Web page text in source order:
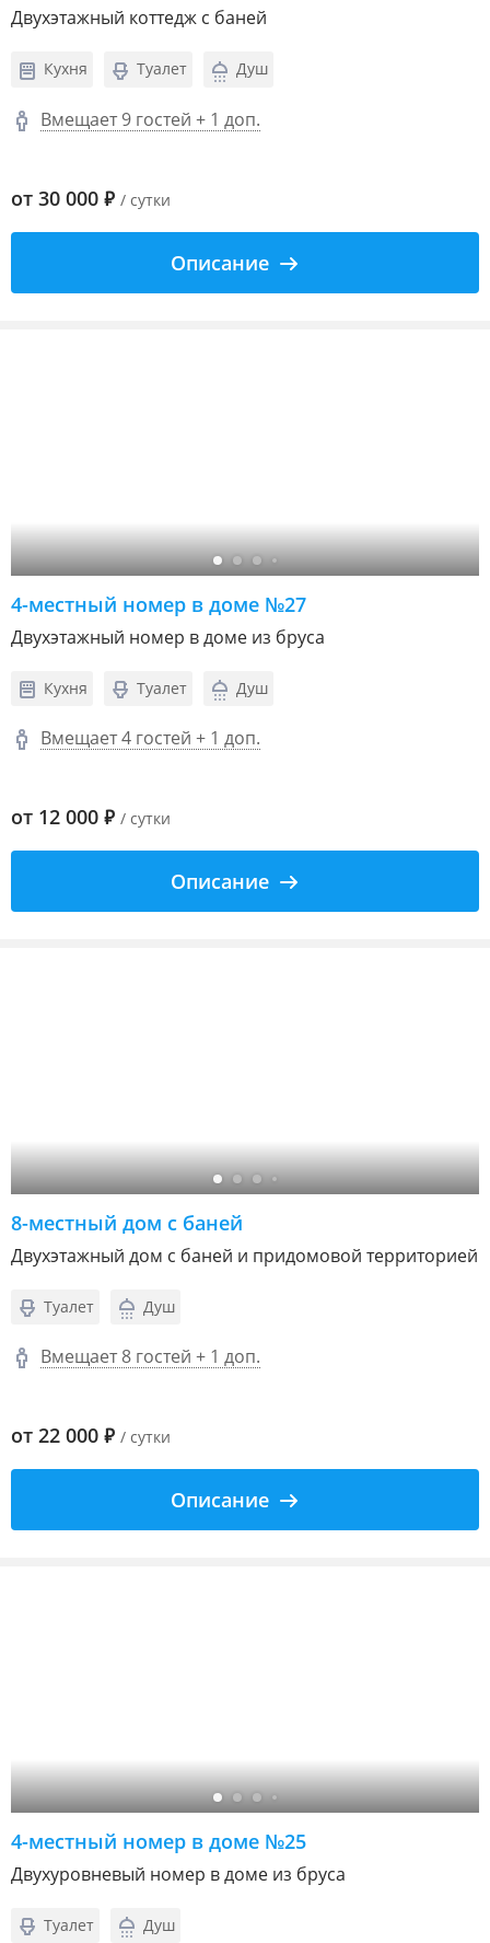
Двухэтажный коттедж с баней
Кухня Туалет Душ
Вмещает 9 гостей + 1 доп.
от 30 000 ₽ / сутки
Описание
4-местный номер в доме №27
Двухэтажный номер в доме из бруса
Кухня Туалет Душ
Вмещает 4 гостей + 1 доп.
от 12 000 ₽ / сутки
Описание
8-местный дом с баней
Двухэтажный дом с баней и придомовой территорией
Туалет Душ
Вмещает 8 гостей + 1 доп.
от 22 000 ₽ / сутки
Описание
4-местный номер в доме №25
Двухуровневый номер в доме из бруса
Туалет Душ